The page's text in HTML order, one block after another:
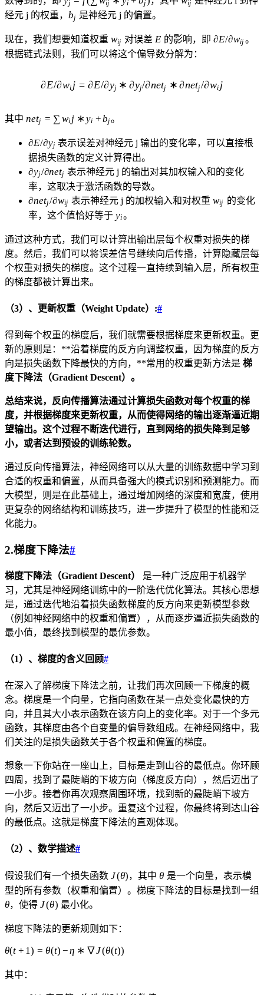
t_j)^2
f(∑
w_{ij}
* y_i
+ b_j)
j ij i j ij
经元 j 的权重， b_j
bj 是神经元 j 的偏置。
现在，我们想要知道权重 w_{ij}
wij 对误差 E
E 的影响，即\partial
∂E/∂wij 。
根据链式法则，我们可以将这个偏导数分解为：
∂E/∂w_ij = ∂E/∂y_j * ∂y_j/
∂E/∂wij = ∂E/∂yj ∗ ∂yj/∂netj ∗ ∂netj/∂wi j
其中 net_j
w_ij
* y_i
+
b_j
netj = ∑ wi j ∗ yi +bj。
\partial
E/\partial
y_j
∂E/∂yj 表示误差对神经元 j 输出的变化率，可以直接根
据损失函数的定义计算得出。
\partial
y_j/\partial
net_j
∂yj/∂netj 表示神经元 j 的输出对其加权输入和的变化
率，这取决于激活函数的导数。
\partial
net_j/\partial
∂netj/∂wij 表示神经元 j 的加权输入和对权重w_{ij}
wij 的变化
率，这个值恰好等于 y_i
yi。
通过这种方式，我们可以计算出输出层每个权重对损失的梯
度。然后，我们可以将误差信号继续向后传播，计算隐藏层每
个权重对损失的梯度。这个过程一直持续到输入层，所有权重
的梯度都被计算出来。
（3）、更新权重（Weight Update）:#
得到每个权重的梯度后，我们就需要根据梯度来更新权重。更
新的原则是：**沿着梯度的反方向调整权重，因为梯度的反方
向是损失函数下降最快的方向，**常用的权重更新方法是 梯
度下降法（Gradient Descent）。
总结来说，反向传播算法通过计算损失函数对每个权重的梯
度，并根据梯度来更新权重，从而使得网络的输出逐渐逼近期
望输出。这个过程不断迭代进行，直到网络的损失降到足够
小，或者达到预设的训练轮数。
通过反向传播算法，神经网络可以从大量的训练数据中学习到
合适的权重和偏置，从而具备强大的模式识别和预测能力。而
大模型，则是在此基础上，通过增加网络的深度和宽度，使用
更复杂的网络结构和训练技巧，进一步提升了模型的性能和泛
化能力。
2.梯度下降法#
梯度下降法（Gradient Descent）
是一种广泛应用于机器学
习，尤其是神经网络训练中的一阶迭代优化算法。其核心思想
是，通过迭代地沿着损失函数梯度的反方向来更新模型参数
（例如神经网络中的权重和偏置），从而逐步逼近损失函数的
最小值，最终找到模型的最优参数。
（1）、梯度的含义回顾#
在深入了解梯度下降法之前，让我们再次回顾一下梯度的概
念。梯度是一个向量，它指向函数在某一点处变化最快的方
向，并且其大小表示函数在该方向上的变化率。对于一个多元
函数，其梯度由各个自变量的偏导数组成。在神经网络中，我
们关注的是损失函数关于各个权重和偏置的梯度。
想象一下你站在一座山上，目标是走到山谷的最低点。你环顾
四周，找到了最陡峭的下坡方向（梯度反方向），然后迈出了
一小步。接着你再次观察周围环境，找到新的最陡峭下坡方
向，然后又迈出了一小步。重复这个过程，你最终将到达山谷
的最低点。这就是梯度下降法的直观体现。
（2）、数学描述#
假设我们有一个损失函数 J(\theta)
J(θ)，其中\theta
θ 是一个向量，表示模
型的所有参数（权重和偏置）。梯度下降法的目标是找到一组
\theta
θ，使得 J(\theta)
J(θ) 最小化。
梯度下降法的更新规则如下：
\theta(t+1)
- \eta *
θ(t + 1) = θ(t) −η ∗ ∇J(θ(t))
其中：